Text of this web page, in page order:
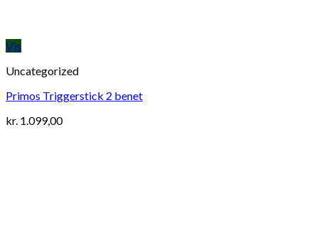
Vis
Uncategorized
Primos Triggerstick 2 benet
kr. 1.099,00